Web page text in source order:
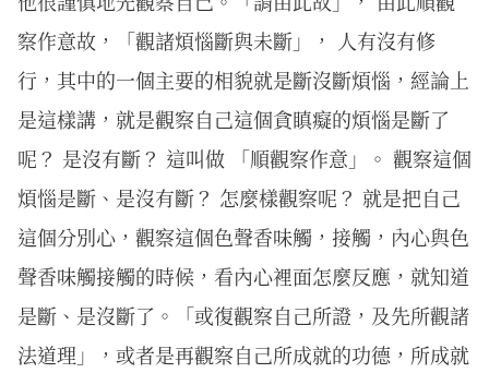
察作意故，「觀諸煩惱斷與未斷」， 人有沒有修
行，其中的一個主要的相貌就是斷沒斷煩惱，經論上
是這樣講，就是觀察自己這個貪瞋癡的煩惱是斷了
呢？ 是沒有斷？ 這叫做 「順觀察作意」。 觀察這個
煩惱是斷、是沒有斷？ 怎麼樣觀察呢？ 就是把自己
這個分別心，觀察這個色聲香味觸，接觸，內心與色
聲香味觸接觸的時候，看內心裡面怎麼反應，就知道
是斷、是沒斷了。「或復觀察自己所證，及先所觀諸
法道理」，或者是再觀察自己所成就的功德，所成就